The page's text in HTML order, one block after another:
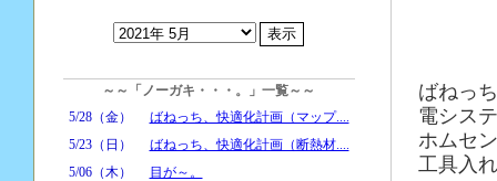
～～「ノーガキ・・・。」一覧～～
5/28（金）
ばねっち、快適化計画（マップ....
5/23（日）
ばねっち、快適化計画（断熱材....
5/06（木）
目が～。
ばねっ
電シス
ホムセ
工具入